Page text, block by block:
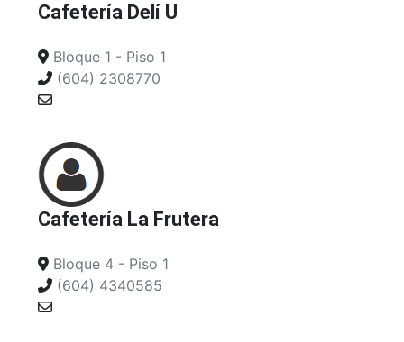
Cafetería Delí U
Bloque 1 - Piso 1
(604) 2308770
Cafetería La Frutera
Bloque 4 - Piso 1
(604) 4340585